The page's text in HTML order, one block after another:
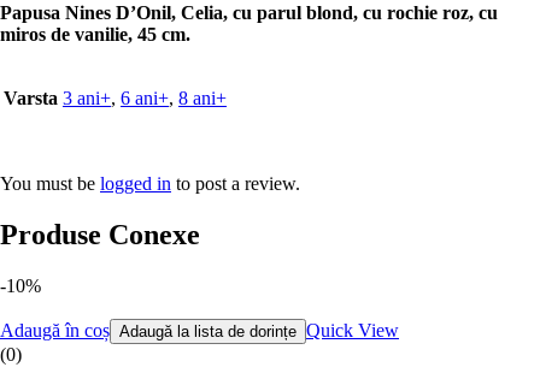
Papusa Nines D’Onil, Celia, cu parul blond, cu rochie roz, cu
miros de vanilie, 45 cm.
Varsta 3 ani+, 6 ani+, 8 ani+
You must be logged in to post a review.
Produse Conexe
-10%
Adaugă în coș Adaugă la lista de dorințe Quick View
(0)